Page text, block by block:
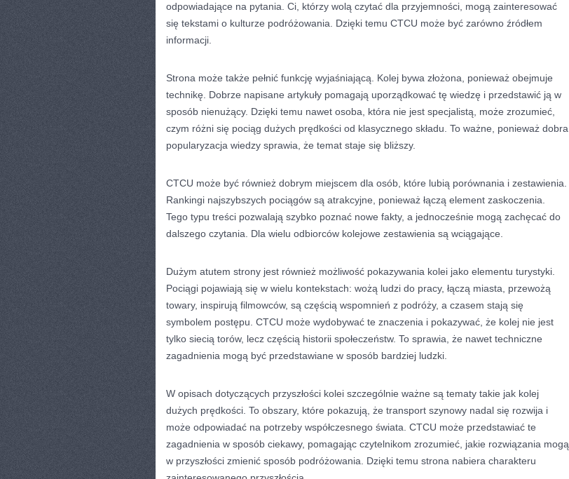
odpowiadające na pytania. Ci, którzy wolą czytać dla przyjemności, mogą zainteresować
się tekstami o kulturze podróżowania. Dzięki temu CTCU może być zarówno źródłem
informacji.
Strona może także pełnić funkcję wyjaśniającą. Kolej bywa złożona, ponieważ obejmuje
technikę. Dobrze napisane artykuły pomagają uporządkować tę wiedzę i przedstawić ją w
sposób nienużący. Dzięki temu nawet osoba, która nie jest specjalistą, może zrozumieć,
czym różni się pociąg dużych prędkości od klasycznego składu. To ważne, ponieważ dobra
popularyzacja wiedzy sprawia, że temat staje się bliższy.
CTCU może być również dobrym miejscem dla osób, które lubią porównania i zestawienia.
Rankingi najszybszych pociągów są atrakcyjne, ponieważ łączą element zaskoczenia.
Tego typu treści pozwalają szybko poznać nowe fakty, a jednocześnie mogą zachęcać do
dalszego czytania. Dla wielu odbiorców kolejowe zestawienia są wciągające.
Dużym atutem strony jest również możliwość pokazywania kolei jako elementu turystyki.
Pociągi pojawiają się w wielu kontekstach: wożą ludzi do pracy, łączą miasta, przewożą
towary, inspirują filmowców, są częścią wspomnień z podróży, a czasem stają się
symbolem postępu. CTCU może wydobywać te znaczenia i pokazywać, że kolej nie jest
tylko siecią torów, lecz częścią historii społeczeństw. To sprawia, że nawet techniczne
zagadnienia mogą być przedstawiane w sposób bardziej ludzki.
W opisach dotyczących przyszłości kolei szczególnie ważne są tematy takie jak kolej
dużych prędkości. To obszary, które pokazują, że transport szynowy nadal się rozwija i
może odpowiadać na potrzeby współczesnego świata. CTCU może przedstawiać te
zagadnienia w sposób ciekawy, pomagając czytelnikom zrozumieć, jakie rozwiązania mogą
w przyszłości zmienić sposób podróżowania. Dzięki temu strona nabiera charakteru